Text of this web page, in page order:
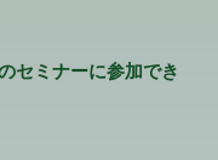
セミナーに参加でき